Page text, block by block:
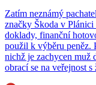
Zatím neznámý
značky Škoda v
doklady, finanční
použil k výběru peněz.
nichž je zachycen muž
obrací se na veřejnost